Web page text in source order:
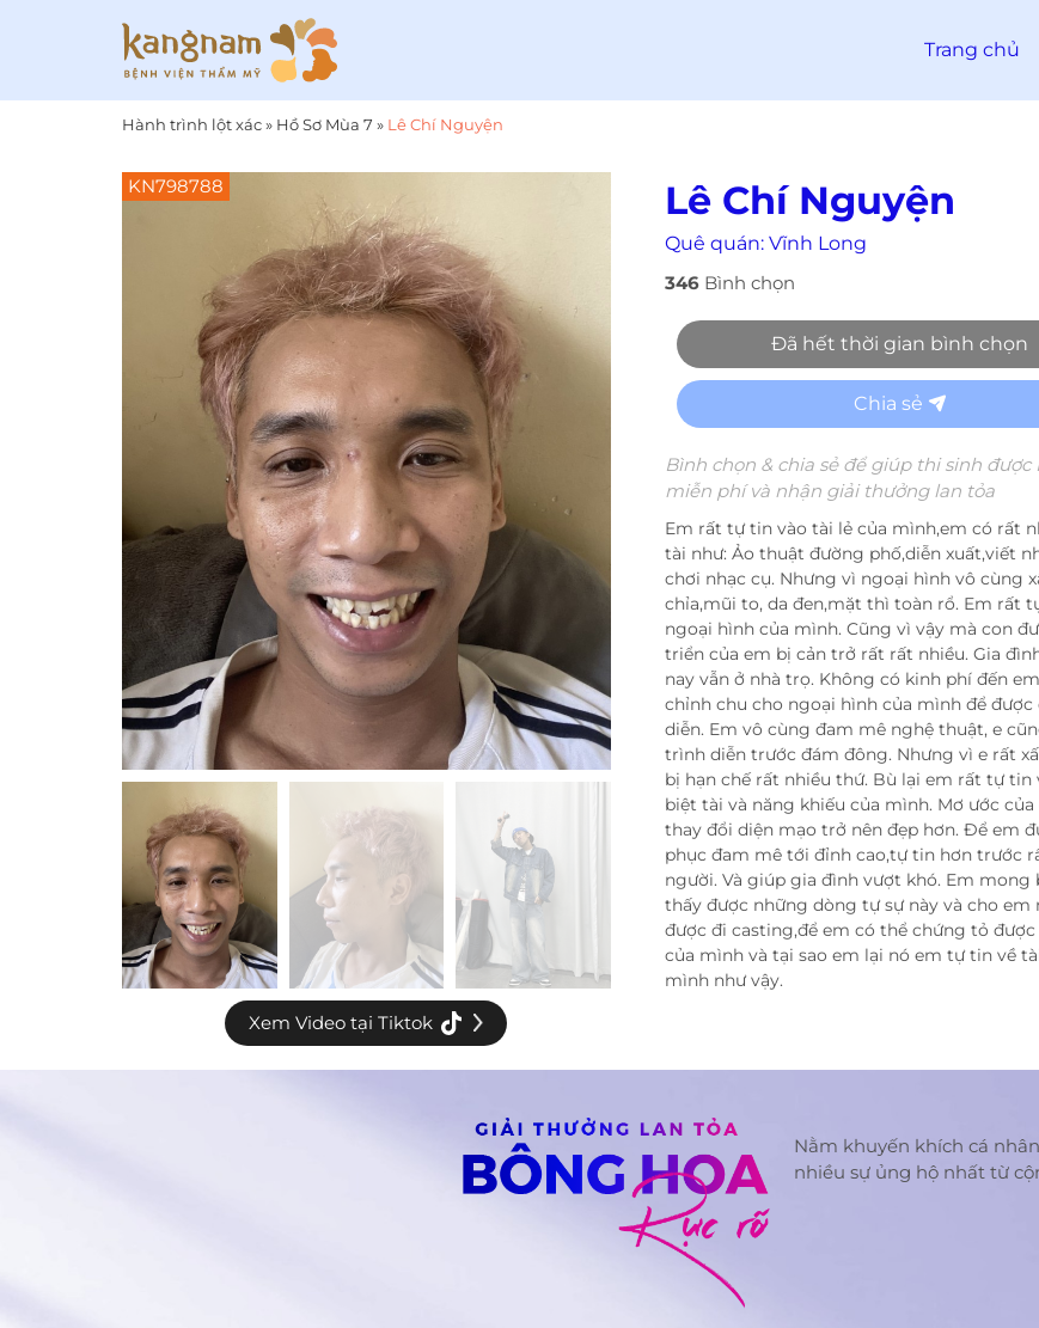
Trang chủ
Hành trình lột xác» Hồ Sơ Mùa 7 » Lê Chí Nguyện
KN798788
Xem Video tại Tiktok
Lê Chí Nguyện
Quê quán: Vĩnh Long
346Bình chọn
Đã hết thời gian bình chọn
Chia sẻ
Bình chọn & chia sẻ để giúp thi sinh được
miễn phí và nhận giải thưởng lan tỏa
Em rất tự tin vào tài lẻ của mình,em có rất
tài như: Ảo thuật đường phố,diễn xuất,viết
chơi nhạc cụ. Nhưng vì ngoại hình vô cùng
chỉa,mũi to, da đen,mặt thì toàn rổ. Em rất
ngoại hình của mình. Cũng vì vậy mà con
triển của em bị cản trở rất rất nhiều. Gia
nay vẫn ở nhà trọ. Không có kinh phí đến
chỉnh chu cho ngoại hình của mình để
diễn. Em vô cùng đam mê nghệ thuật, e
trình diễn trước đám đông. Nhưng vì e rất
bị hạn chế rất nhiều thứ. Bù lại em rất tự tin
biệt tài và năng khiếu của mình. Mơ ước
thay đổi diện mạo trở nên đẹp hơn. Để em
phục đam mê tới đỉnh cao,tự tin hơn trước
người. Và giúp gia đình vượt khó. Em mong
thấy được những dòng tự sự này và cho em
được đi casting,để em có thể chứng tỏ
của mình và tại sao em lại nó em tự tin về
mình như vậy.
Nằm khuyến khích cá
nhiều sự ủng hộ nhất từ